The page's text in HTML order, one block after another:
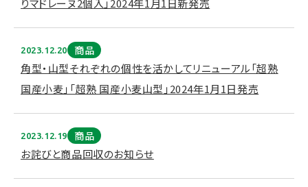
りマドレーヌ2個入」2024年1月1日新発売
2023.12.20 商品
角型・山型それぞれの個性を活かしてリニューアル「超熟
国産小麦」「超熟 国産小麦山型」2024年1月1日発売
2023.12.19 商品
お詫びと商品回収のお知らせ